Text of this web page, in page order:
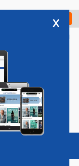
Check in
Vacatures
x